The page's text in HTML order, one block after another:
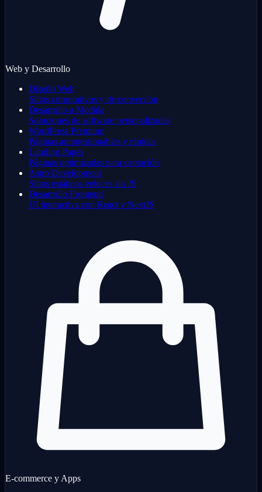
Web y Desarrollo
Diseño Web
Sitios corporativos y de conversión
Desarrollo a Medida
Soluciones de software personalizadas
WordPress Premium
Páginas autogestionables y rápidas
Landing Pages
Páginas optimizadas para captación
Astro Development
Sitios estáticos veloces sin JS
Desarrollo Frontend
UI interactiva con React y NextJS
E-commerce y Apps